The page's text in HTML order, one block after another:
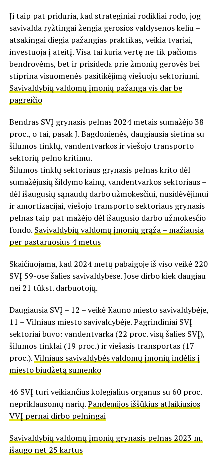
Ji taip pat priduria, kad strateginiai rodikliai rodo, jog
savivalda ryžtingai žengia gerosios valdysenos keliu –
atsakingai diegia pažangias praktikas, veikia tvariai,
investuoja į ateitį. Visa tai kuria vertę ne tik pačioms
bendrovėms, bet ir prisideda prie žmonių gerovės bei
stiprina visuomenės pasitikėjimą viešuoju sektoriumi.
Savivaldybių valdomų įmonių pažanga vis dar be
pagreičio
Bendras SVĮ grynasis pelnas 2024 metais sumažėjo 38
proc., o tai, pasak J. Bagdonienės, daugiausia sietina su
šilumos tinklų, vandentvarkos ir viešojo transporto
sektorių pelno kritimu.
Šilumos tinklų sektoriaus grynasis pelnas krito dėl
sumažėjusių šildymo kainų, vandentvarkos sektoriaus –
dėl išaugusių sąnaudų darbo užmokesčiui, nusidėvėjimui
ir amortizacijai, viešojo transporto sektoriaus grynasis
pelnas taip pat mažėjo dėl išaugusio darbo užmokesčio
fondo. Savivaldybių valdomų įmonių grąža – mažiausia
per pastaruosius 4 metus
Skaičiuojama, kad 2024 metų pabaigoje iš viso veikė 220
SVĮ 59-ose šalies savivaldybėse. Jose dirbo kiek daugiau
nei 21 tūkst. darbuotojų.
Daugiausia SVĮ – 12 – veikė Kauno miesto savivaldybėje,
11 – Vilniaus miesto savivaldybėje. Pagrindiniai SVĮ
sektoriai buvo: vandentvarka (22 proc. visų šalies SVĮ),
šilumos tinklai (19 proc.) ir viešasis transportas (17
proc.).Vilniaus savivaldybės valdomų įmonių indėlis į
miesto biudžetą sumenko
46 SVĮ turi veikiančius kolegialius organus su 60 proc.
nepriklausomų narių.Pandemijos iššūkius atlaikiusios
VVĮ pernai dirbo pelningai
Savivaldybių valdomų įmonių grynasis pelnas 2023 m.
išaugo net 25 kartus